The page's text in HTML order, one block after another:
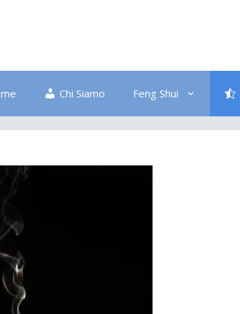
Chi Siamo Feng Shui
Bagno